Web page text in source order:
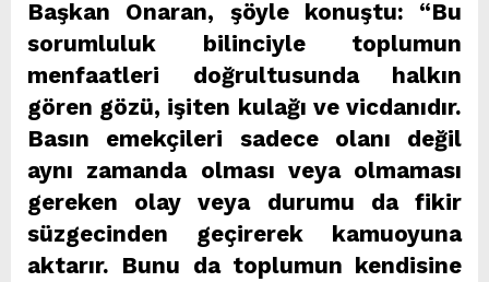
Başkan Onaran, şöyle konuştu: “Bu
sorumluluk bilinciyle toplumun
menfaatleri doğrultusunda halkın
gören gözü, işiten kulağı ve vicdanıdır.
Basın emekçileri sadece olanı değil
aynı zamanda olması veya olmaması
gereken olay veya durumu da fikir
süzgecinden geçirerek kamuoyuna
aktarır. Bunu da toplumun kendisine